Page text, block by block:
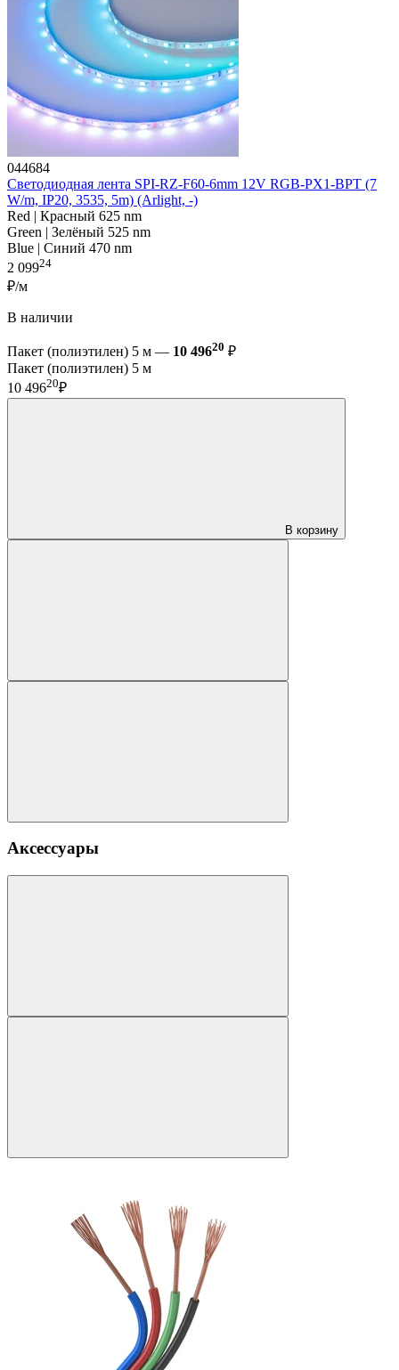
044684
Светодиодная лента SPI-RZ-F60-6mm 12V RGB-PX1-BPT (7
W/m, IP20, 3535, 5m) (Arlight, -)
Red | Красный 625 nm
Green | Зелёный 525 nm
Blue | Синий 470 nm
2 09924
₽/м
В наличии
Пакет (полиэтилен) 5 м — 10 49620 ₽
Пакет (полиэтилен) 5 м
10 49620₽
В корзину
Аксессуары